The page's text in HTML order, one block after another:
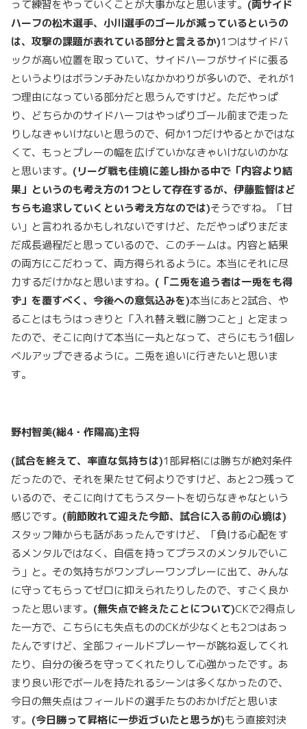
って練習をやっていくことが大事かなと思います。 (両サイド
ハーフの松木選手、小川選手のゴールが減っているというの
は、攻撃の課題が表れている部分と言えるか)1つはサイドバ
ックが高い位置を取っていて、サイドハーフがサイドに張る
というよりはボランチみたいなかかわりが多いので、それが1
つ理由になっている部分だと思うんですけど。ただやっぱ
り、どちらかのサイドハーフはやっぱりゴール前まで走った
りしなきゃいけないと思うので、何か1つだけやるとかではな
くて、もっとプレーの幅を広げていかなきゃいけないのかな
と思います。 (リーグ戦も佳境に差し掛かる中で「内容より結
果」というのも考え方の1つとして存在するが、伊藤監督はど
ちらも追求していくという考え方なのでは)そうですね。「甘
い」と言われるかもしれないですけど、ただやっぱりまだま
だ成長過程だと思っているので、このチームは。内容と結果
の両方にこだわって、両方得られるように。本当にそれに尽
力するだけかなと思いますね。 (「二兎を追う者は一兎をも得
ず」を覆すべく、今後への意気込みを)本当にあと2試合、や
ることはもうはっきりと「入れ替え戦に勝つこと」と定まっ
たので、そこに向けて本当に一丸となって、さらにもう1個レ
ベルアップできるように。二兎を追いに行きたいと思いま
す。
野村智美(総4・作陽高)主将
(試合を終えて、率直な気持ちは)1部昇格には勝ちが絶対条件
だったので、それを果たせて何よりですけど、あと2つ残って
いるので、そこに向けてもうスタートを切らなきゃなという
感じです。 (前節敗れて迎えた今節、試合に入る前の心境は)
スタッフ陣からも話があったんですけど、「負ける心配をす
るメンタルではなく、自信を持ってプラスのメンタルでいこ
う」と。その気持ちがワンプレーワンプレーに出て、みんな
に守ってもらってゼロに抑えられたりしたので、すごく良か
ったと思います。 (無失点で終えたことについて)CKで2得点し
た一方で、こちらにも失点もののCKが少なくとも2つはあっ
たんですけど、全部フィールドプレーヤーが跳ね返してくれ
たり、自分の後ろを守ってくれたりして心強かったです。あ
まり良い形でボールを持たれるシーンは多くなかったので、
今日の無失点はフィールドの選手たちのおかげだと思いま
す。 (今日勝って昇格に一歩近づいたと思うが)もう直接対決